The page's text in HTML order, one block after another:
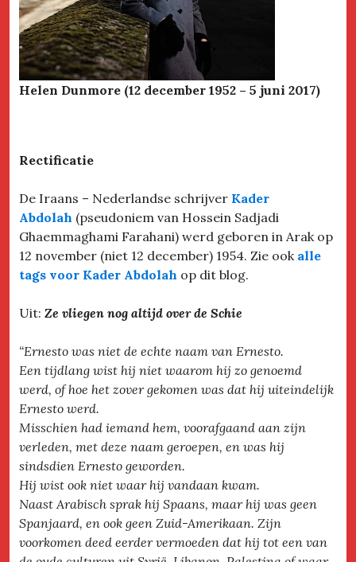
Helen Dunmore (12 december 1952 – 5 juni 2017)
Rectificatie
De Iraans – Nederlandse schrijver Kader
Abdolah (pseudoniem van Hossein Sadjadi
Ghaemmaghami Farahani) werd geboren in Arak op
12 november (niet 12 december) 1954. Zie ook alle
tags voor Kader Abdolah op dit blog.
Uit: Ze vliegen nog altijd over de Schie
“Ernesto was niet de echte naam van Ernesto.
Een tijdlang wist hij niet waarom hij zo genoemd
werd, of hoe het zover gekomen was dat hij uiteindelijk
Ernesto werd.
Misschien had iemand hem, voorafgaand aan zijn
verleden, met deze naam geroepen, en was hij
sindsdien Ernesto geworden.
Hij wist ook niet waar hij vandaan kwam.
Naast Arabisch sprak hij Spaans, maar hij was geen
Spanjaard, en ook geen Zuid-Amerikaan. Zijn
voorkomen deed eerder vermoeden dat hij tot een van